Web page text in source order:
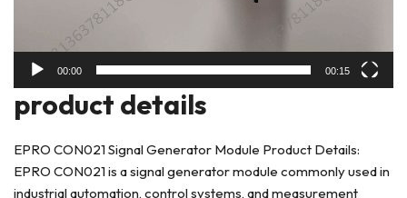
00:00 00:15
product details
EPRO CON021 Signal Generator Module Product Details:
EPRO CON021 is a signal generator module commonly used in
industrial automation, control systems, and measurement